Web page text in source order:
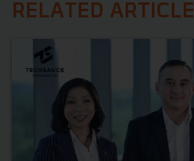
RELATED ARTICLE